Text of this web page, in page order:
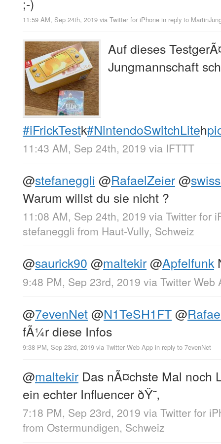
11:59 AM, Sep 24th, 2019 via Twitter for iPhone in reply to
Auf dieses
Jungmannschaft
#iFrickTestk#NintendoSwitchLiteh
11:43 AM, Sep 24th, 2019 via IFTTT
@stefaneggli @RafaelZeier@
Warum willst du sie nicht ?
11:08 AM, Sep 24th, 2019 via Twitter for
stefaneggli from Haut-Vully, Schweiz
@saurick90 @maltekir@Apfelfunk
9:48 PM, Sep 23rd, 2019 via Twitter Web
@7evenNet@N1TeSH1FT@
fÃ¼r diese Infos
9:38 PM, Sep 23rd, 2019 via Twitter Web App in reply to 7evenNet
@maltekir Das nÃ¤chste Mal noch
ein echter Influencer ðŸ˜‚
7:18 PM, Sep 23rd, 2019 via Twitter for
from Ostermundigen, Schweiz